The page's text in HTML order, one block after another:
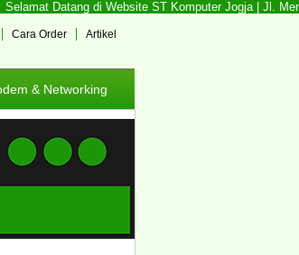
Selamat Datang di Website ST Komputer Jogja | Jl.
Artikel
Cara Order
& Networking